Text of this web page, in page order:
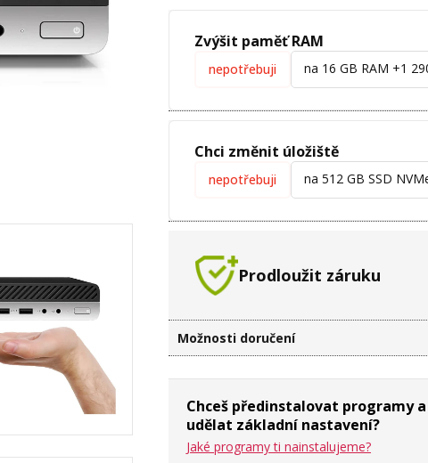
Zvýšit paměť RAM
nepotřebuji na 16 GB RAM +1
Chci změnit úložiště
nepotřebuji na 512 GB SSD
Prodloužit záruku
Chceš předinstalovat programy a
udělat základní nastavení?
Jaké programy ti nainstalujeme?
Možnosti doručení